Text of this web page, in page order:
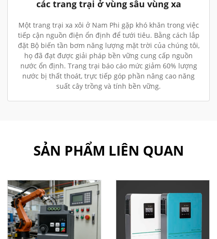
các trang trại ở vùng sâu vùng xa
Một trang trại xa xôi ở Nam Phi gặp khó khăn trong việc
tiếp cận nguồn điện ổn định để tưới tiêu. Bằng cách lắp
đặt Bộ biến tần bơm năng lượng mặt trời của chúng tôi,
họ đã đạt được giải pháp bền vững cung cấp nguồn
nước ổn định. Trang trại báo cáo mức giảm 60% lượng
nước bị thất thoát, trực tiếp góp phần nâng cao năng
suất cây trồng và tính bền vững.
SẢN PHẨM LIÊN QUAN